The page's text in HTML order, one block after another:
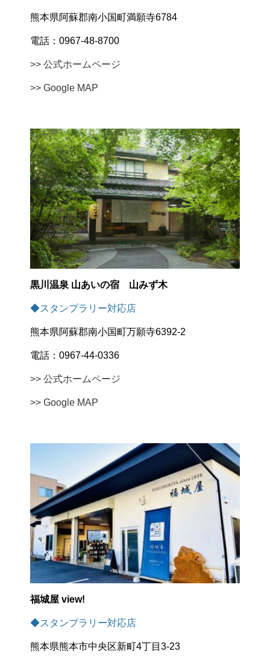
熊本県阿蘇郡南小国町満願寺6784
電話：0967-48-8700
>> 公式ホームページ
>> Google MAP
黒川温泉 山あいの宿 山みず木
◆スタンプラリー対応店
熊本県阿蘇郡南小国町万願寺6392-2
電話：0967-44-0336
>> 公式ホームページ
>> Google MAP
福城屋 view!
◆スタンプラリー対応店
熊本県熊本市中央区新町4丁目3-23